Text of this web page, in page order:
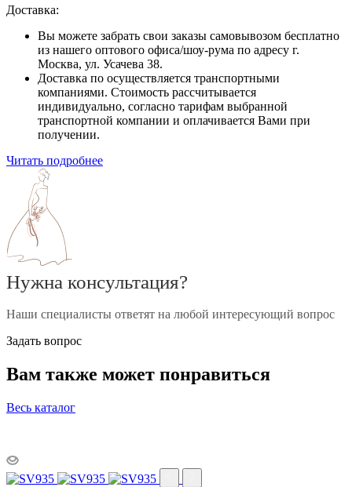
Доставка:
Вы можете забрать свои заказы самовывозом бесплатно
из нашего оптового офиса/шоу-рума по адресу г.
Москва, ул. Усачева 38.
Доставка по осуществляется транспортными
компаниями. Стоимость рассчитывается
индивидуально, согласно тарифам выбранной
транспортной компании и оплачивается Вами при
получении.
Читать подробнее
Нужна консультация?
Наши специалисты ответят на любой интересующий вопрос
Задать вопрос
Вам также может понравиться
Весь каталог